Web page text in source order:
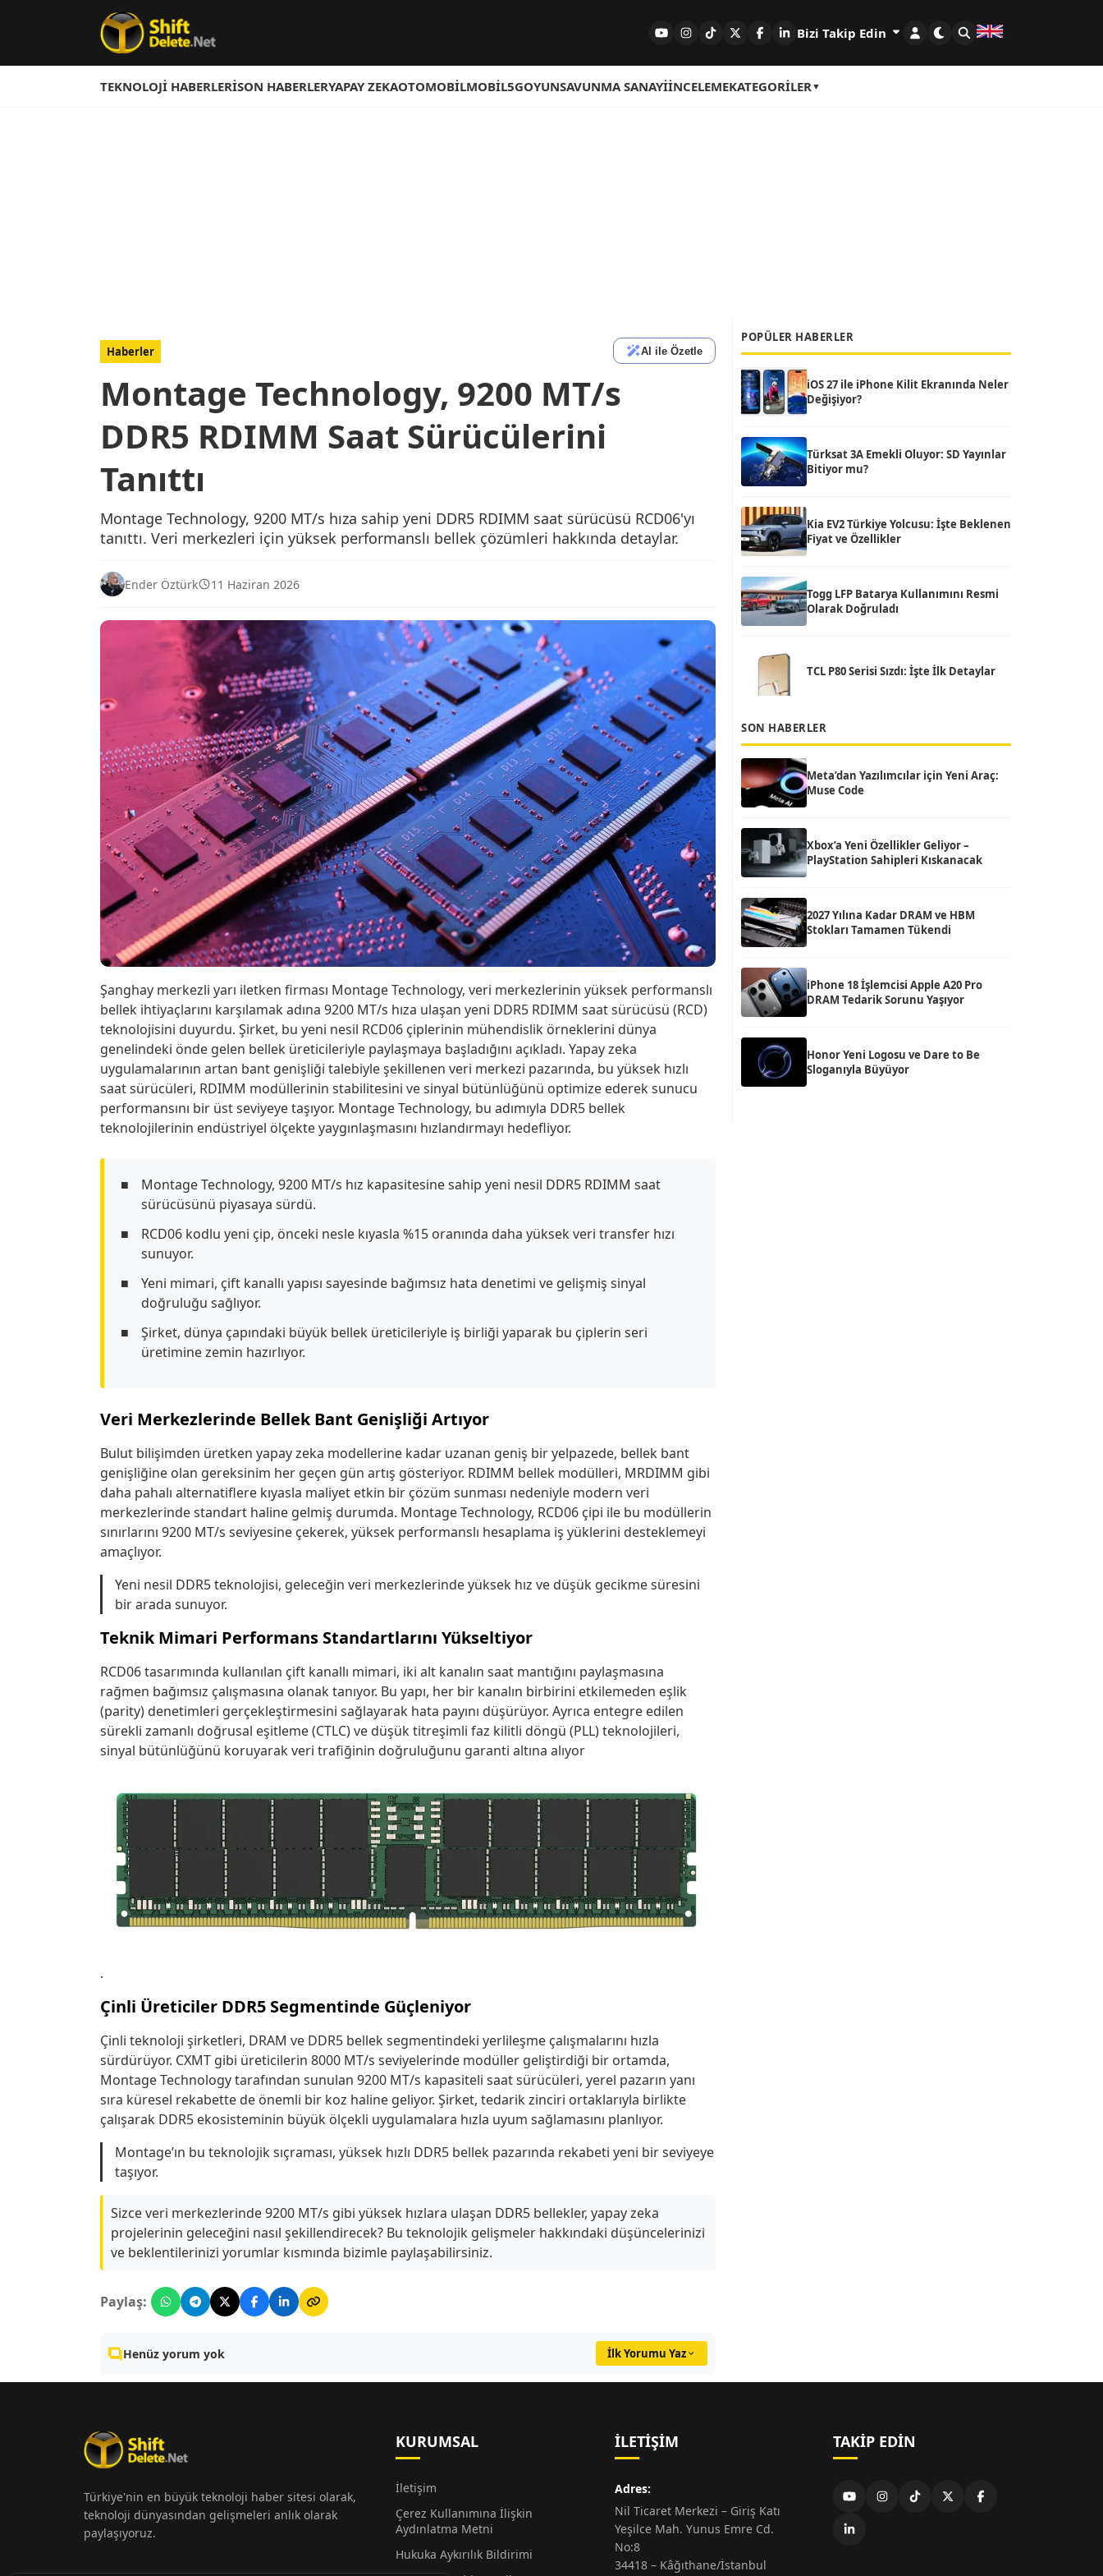
Bizi Takip Edin
TEKNOLOJI HABERLERISON HABERLERYAPAY ZEKAOTOMOBILMOBIL5GOYUNSAVUNMA SANAYIİNCELEMEKATEGORILER
Haberler AI ile Özetle
Montage Technology, 9200 MT/s
DDR5 RDIMM Saat Sürücülerini
Tanıttı
Montage Technology, 9200 MT/s hıza sahip yeni DDR5 RDIMM saat sürücüsü RCD06'yı
tanıttı. Veri merkezleri için yüksek performanslı bellek çözümleri hakkında detaylar.
Ender Öztürk 11 Haziran 2026
Şanghay merkezli yarı iletken firması Montage Technology, veri merkezlerinin yüksek performanslı
bellek ihtiyaçlarını karşılamak adına 9200 MT/s hıza ulaşan yeni DDR5 RDIMM saat sürücüsü (RCD)
teknolojisini duyurdu. Şirket, bu yeni nesil RCD06 çiplerinin mühendislik örneklerini dünya
genelindeki önde gelen bellek üreticileriyle paylaşmaya başladığını açıkladı. Yapay zeka
uygulamalarının artan bant genişliği talebiyle şekillenen veri merkezi pazarında, bu yüksek hızlı
saat sürücüleri, RDIMM modüllerinin stabilitesini ve sinyal bütünlüğünü optimize ederek sunucu
performansını bir üst seviyeye taşıyor. Montage Technology, bu adımıyla DDR5 bellek
teknolojilerinin endüstriyel ölçekte yaygınlaşmasını hızlandırmayı hedefliyor.
Montage Technology, 9200 MT/s hız kapasitesine sahip yeni nesil DDR5 RDIMM saat
sürücüsünü piyasaya sürdü.
RCD06 kodlu yeni çip, önceki nesle kıyasla %15 oranında daha yüksek veri transfer hızı
sunuyor.
Yeni mimari, çift kanallı yapısı sayesinde bağımsız hata denetimi ve gelişmiş sinyal
doğruluğu sağlıyor.
Şirket, dünya çapındaki büyük bellek üreticileriyle iş birliği yaparak bu çiplerin seri
üretimine zemin hazırlıyor.
Veri Merkezlerinde Bellek Bant Genişliği Artıyor
Bulut bilişimden üretken yapay zeka modellerine kadar uzanan geniş bir yelpazede, bellek bant
genişliğine olan gereksinim her geçen gün artış gösteriyor. RDIMM bellek modülleri, MRDIMM gibi
daha pahalı alternatiflere kıyasla maliyet etkin bir çözüm sunması nedeniyle modern veri
merkezlerinde standart haline gelmiş durumda. Montage Technology, RCD06 çipi ile bu modüllerin
sınırlarını 9200 MT/s seviyesine çekerek, yüksek performanslı hesaplama iş yüklerini desteklemeyi
amaçlıyor.
Yeni nesil DDR5 teknolojisi, geleceğin veri merkezlerinde yüksek hız ve düşük gecikme süresini
bir arada sunuyor.
Teknik Mimari Performans Standartlarını Yükseltiyor
RCD06 tasarımında kullanılan çift kanallı mimari, iki alt kanalın saat mantığını paylaşmasına
rağmen bağımsız çalışmasına olanak tanıyor. Bu yapı, her bir kanalın birbirini etkilemeden eşlik
(parity) denetimleri gerçekleştirmesini sağlayarak hata payını düşürüyor. Ayrıca entegre edilen
sürekli zamanlı doğrusal eşitleme (CTLC) ve düşük titreşimli faz kilitli döngü (PLL) teknolojileri,
sinyal bütünlüğünü koruyarak veri trafiğinin doğruluğunu garanti altına alıyor
.
Çinli Üreticiler DDR5 Segmentinde Güçleniyor
Çinli teknoloji şirketleri, DRAM ve DDR5 bellek segmentindeki yerlileşme çalışmalarını hızla
sürdürüyor. CXMT gibi üreticilerin 8000 MT/s seviyelerinde modüller geliştirdiği bir ortamda,
Montage Technology tarafından sunulan 9200 MT/s kapasiteli saat sürücüleri, yerel pazarın yanı
sıra küresel rekabette de önemli bir koz haline geliyor. Şirket, tedarik zinciri ortaklarıyla birlikte
çalışarak DDR5 ekosisteminin büyük ölçekli uygulamalara hızla uyum sağlamasını planlıyor.
Montage’ın bu teknolojik sıçraması, yüksek hızlı DDR5 bellek pazarında rekabeti yeni bir seviyeye
taşıyor.
Sizce veri merkezlerinde 9200 MT/s gibi yüksek hızlara ulaşan DDR5 bellekler, yapay zeka
projelerinin geleceğini nasıl şekillendirecek? Bu teknolojik gelişmeler hakkındaki düşüncelerinizi
ve beklentilerinizi yorumlar kısmında bizimle paylaşabilirsiniz.
Paylaş:
Henüz yorum yok İlk Yorumu Yaz
POPÜLER HABERLER
iOS 27 ile iPhone Kilit Ekranında Neler
Değişiyor?
Türksat 3A Emekli Oluyor: SD Yayınlar
Bitiyor mu?
Kia EV2 Türkiye Yolcusu: İşte Beklenen
Fiyat ve Özellikler
Togg LFP Batarya Kullanımını Resmi
Olarak Doğruladı
TCL P80 Serisi Sızdı: İşte İlk Detaylar
SON HABERLER
Meta’dan Yazılımcılar için Yeni Araç:
Muse Code
Xbox’a Yeni Özellikler Geliyor –
PlayStation Sahipleri Kıskanacak
2027 Yılına Kadar DRAM ve HBM
Stokları Tamamen Tükendi
iPhone 18 İşlemcisi Apple A20 Pro
DRAM Tedarik Sorunu Yaşıyor
Honor Yeni Logosu ve Dare to Be
Sloganıyla Büyüyor
Türkiye'nin en büyük teknoloji haber sitesi olarak,
teknoloji dünyasından gelişmeleri anlık olarak
paylaşıyoruz.
KURUMSAL
İletişim
Çerez Kullanımına İlişkin
Aydınlatma Metni
Hukuka Aykırılık Bildirimi
İLETIŞIM
Adres:
Nil Ticaret Merkezi – Giriş Katı
Yeşilce Mah. Yunus Emre Cd.
No:8
34418 – Kâğıthane/İstanbul
TAKIP EDIN